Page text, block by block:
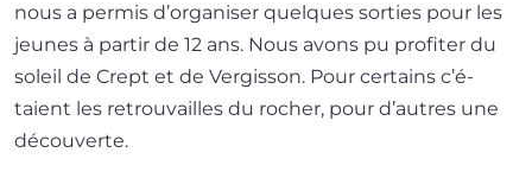
nous a per­mis d’or­ga­ni­ser quelques sor­ties pour les
jeunes à par­tir de 12 ans. Nous avons pu pro­fi­ter du
soleil de Crept et de Vergisson. Pour cer­tains c’é­
taient les retrou­vailles du rocher, pour d’autres une
découverte.